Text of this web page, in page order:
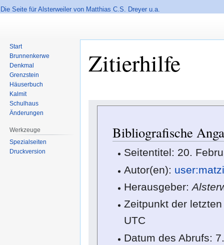
Die Seite für Alsterweiler von Matthias C.S. Dreyer u.a.
Zitierhilfe
Zur
springen
Zur
springenBibliografische
Seitentitel: 20.
Autor(en):
Herausgeber:
Zeitpunkt der
UTC
Datum des Abrufs:
Start
Brunnenkerwe
Denkmal
Grenzstein
Häuserbuch
Kalmit
Schulhaus
Änderungen
Werkzeuge
Spezialseiten
Druckversion